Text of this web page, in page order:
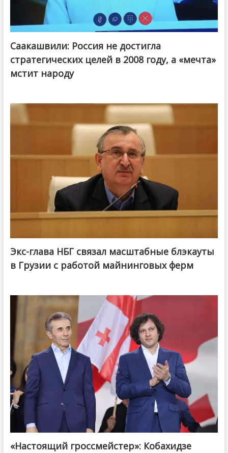
Саакашвили: Россия не достигла
стратегических целей в 2008 году, а «мечта»
мстит народу
Экс-глава НБГ связал масштабные блэкауты
в Грузии с работой майнинговых ферм
@ქართული ოცნება / Georgian Dream
«Настоящий гроссмейстер»: Кобахидзе